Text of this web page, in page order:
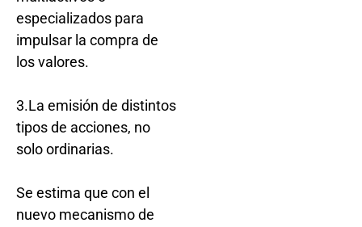
especializados para
impulsar la compra de
los valores.
3.La emisión de distintos
tipos de acciones, no
solo ordinarias.
Se estima que con el
nuevo mecanismo de